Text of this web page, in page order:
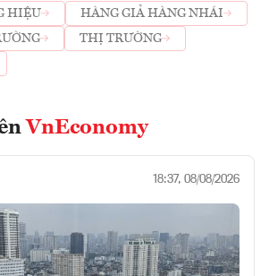
HIỆU
HÀNG GIẢ HÀNG NHÁI
THỊ TRƯỜNG
VnEconomy
18:37, 08/08/2026